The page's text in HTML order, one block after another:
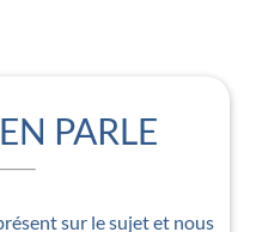
PARLE
sur le sujet et nous